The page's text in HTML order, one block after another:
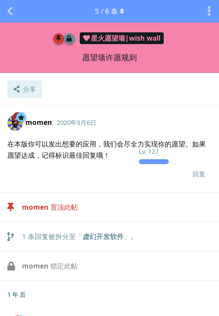
星火愿望墙|wish wall
愿望墙许愿规则
分享
5 / 6 条
momen
Lv. 127
2020年9月6日
在本版你可以发出想要的应用，我们会尽全力实现你的愿望。如果
愿望达成，记得标识最佳回复哦！
回复
momen 置顶此帖
1 条回复被拆分至「虚幻开发软件 」。
momen 锁定此帖
1 年 后